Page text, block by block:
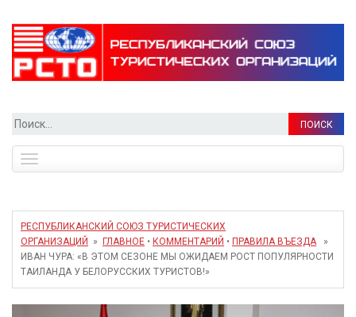
Найти:
navigation
РЕСПУБЛИКАНСКИЙ СОЮЗ ТУРИСТИЧЕСКИХ
ОРГАНИЗАЦИЙ
» ГЛАВНОЕ • КОММЕНТАРИЙ • ПРАВИЛА ВЪЕЗДА»
ИВАН ЧУРА: «В ЭТОМ СЕЗОНЕ МЫ ОЖИДАЕМ РОСТ ПОПУЛЯРНОСТИ
ТАИЛАНДА У БЕЛОРУССКИХ ТУРИСТОВ!»